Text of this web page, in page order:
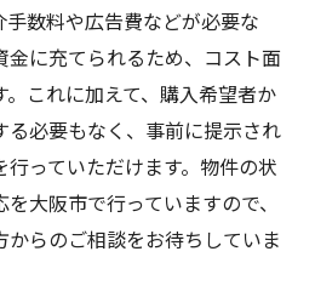
数料や広告費などが必要な
金に充てられるため、コスト面
これに加えて、購入希望者か
る必要もなく、事前に提示され
っていただけます。物件の状
大阪市で行っていますので、
らのご相談をお待ちしていま